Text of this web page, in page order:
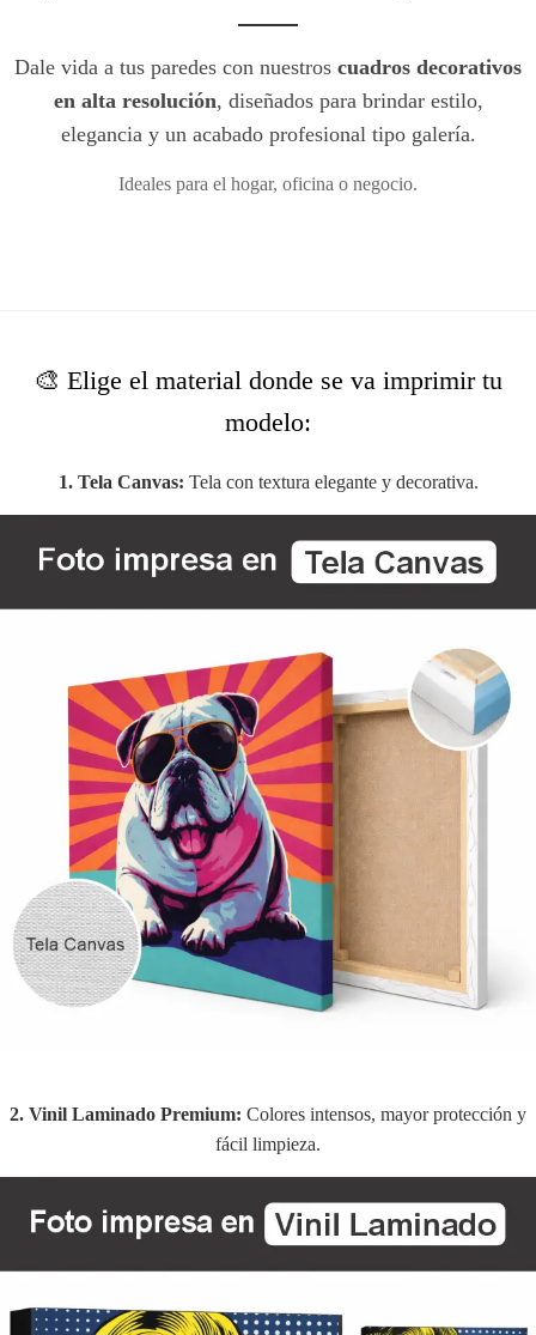
Dale vida a tus paredes con nuestros cuadros decorativos
en alta resolución, diseñados para brindar estilo,
elegancia y un acabado profesional tipo galería.
Ideales para el hogar, oficina o negocio.
🎨 Elige el material donde se va imprimir tu
modelo:
1. Tela Canvas: Tela con textura elegante y decorativa.
2. Vinil Laminado Premium: Colores intensos, mayor protección y
fácil limpieza.